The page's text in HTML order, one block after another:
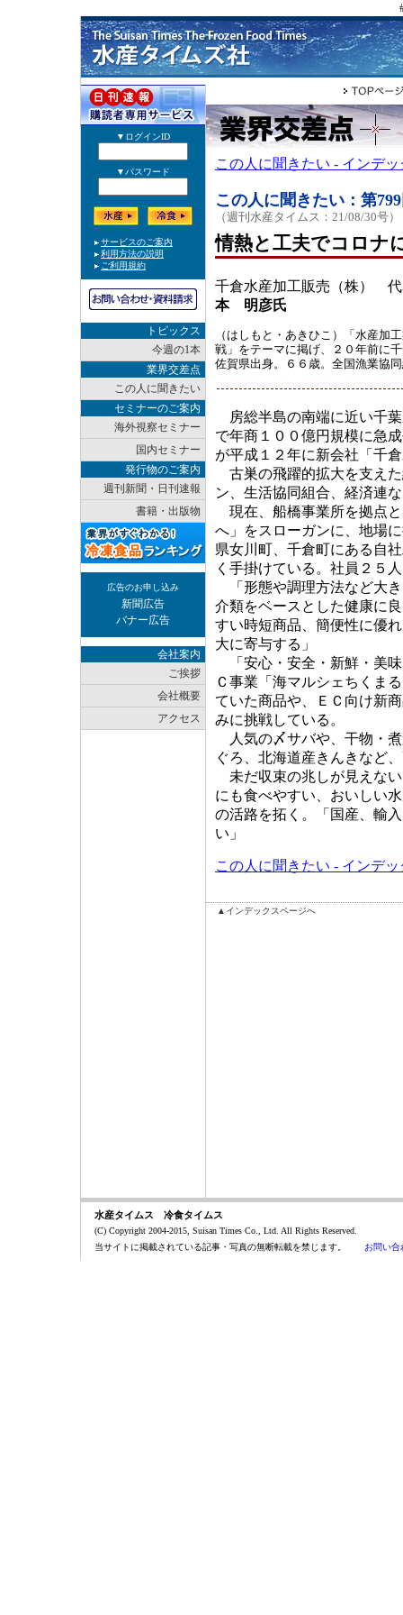
トピックス
今週の1本
業界交差点
この人に聞きたい
セミナーのご案内
海外視察セミナー
国内セミナー
発行物のご案内
週刊新聞・日刊速報
書籍・出版物
広告のお申し込み
新聞広告
バナー広告
会社案内
ご挨拶
会社概要
アクセス
この人に聞きたい - インデ
この人に聞きたい：第
（週刊水産タイムス：21/08/30号）
情熱と工夫でコロナ
千倉水産加工販売（株）
本 明彦氏
（はしもと・あきひこ）「水産加
戦」をテーマに掲げ、２０年前に
佐賀県出身。６６歳。全国漁業協
房総半島の南端に近い千
で年商１００億円規模に急
が平成１２年に新会社「千
古巣の飛躍的拡大を支え
ン、生活協同組合、経済連
現在、船橋事業所を拠点
へ」をスローガンに、地場
県女川町、千倉町にある自
く手掛けている。社員２５
「形態や調理方法など大
介類をベースとした健康に
すい時短商品、簡便性に優
大に寄与する」
「安心・安全・新鮮・美
Ｃ事業「海マルシェちくま
ていた商品や、ＥＣ向け新
みに挑戦している。
人気の〆サバや、干物・
ぐろ、北海道産きんきなど
未だ収束の兆しが見えな
にも食べやすい、おいしい
の活路を拓く。「国産、輸
い」
この人に聞きたい - インデ
▲インデックスページへ
水産タイムス 冷食タイムス
(C) Copyright 2004-2015, Suisan Times Co., Ltd. All Rights Reserved.
当サイトに掲載されている記事・写真の無断転載を禁じます。 お問い合